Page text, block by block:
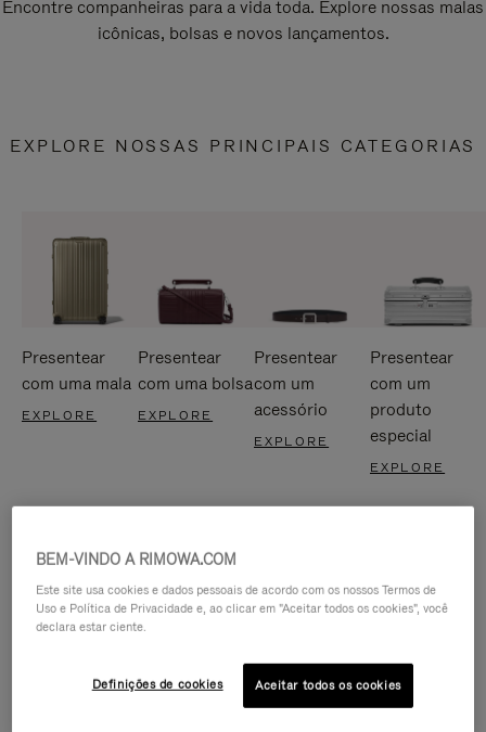
Encontre companheiras para a vida toda. Explore nossas malas
icônicas, bolsas e novos lançamentos.
EXPLORE NOSSAS PRINCIPAIS CATEGORIAS
Presentear
com uma mala
EXPLORE
Presentear
com uma bolsa
EXPLORE
Presentear
com um
acessório
EXPLORE
Presentear
com um
produto
especial
EXPLORE
BEM-VINDO A RIMOWA.COM
Este site usa cookies e dados pessoais de acordo com os nossos Termos de
Uso e Política de Privacidade e, ao clicar em "Aceitar todos os cookies", você
declara estar ciente.
Definições de cookies Aceitar todos os cookies